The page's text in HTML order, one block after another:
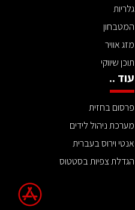
גלריות
המטבחון
מזג אוויר
תוכן שיווקי
עוד ..
פרסום בחזית
מערכת ניהול לידים
אנטי וירוס בעברית
הגדלת צפיות בסטטוס